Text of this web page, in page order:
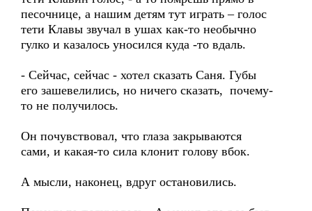
песочнице, а нашим детям тут играть – голос
тети Клавы звучал в ушах как-то необычно
гулко и казалось уносился куда -то вдаль.
- Сейчас, сейчас - хотел сказать Саня. Губы
его зашевелились, но ничего сказать, почему-
то не получилось.
Он почувствовал, что глаза закрываются
сами, и какая-то сила клонит голову вбок.
А мысли, наконец, вдруг остановились.